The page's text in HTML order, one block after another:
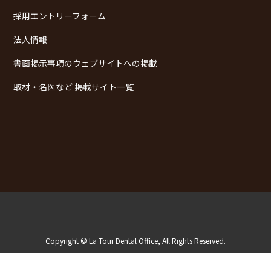
採用エントリーフォーム
法人情報
書面掲示事項のウェブサイトへの掲載
取材・名医など 掲載サイト一覧
Copyright © La Tour Dental Office, All Rights Reserved.